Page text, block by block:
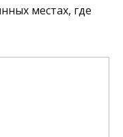
местах, где